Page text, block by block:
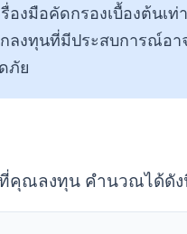
รื่องมือคัดกรองเบื้องต้นเ
ลงทุนที่มีประสบการณ์อ
ภัย
ที่คุณลงทุน คำนวณได้ดั